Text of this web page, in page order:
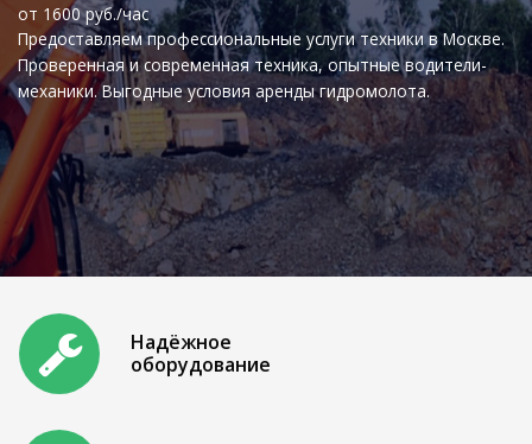
от 1600 руб./час
Предоставляем профессиональные услуги техники в Москве.
Проверенная и современная техника, опытные водители-
механики. Выгодные условия аренды гидромолота.
Надёжное
оборудование